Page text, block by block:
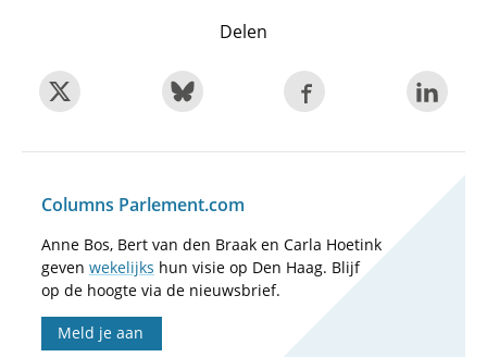
Delen
Columns Parlement.com
Anne Bos, Bert van den Braak en Carla Hoetink
geven wekelijks hun visie op Den Haag. Blijf
op de hoogte via de nieuwsbrief.
Meld je aan